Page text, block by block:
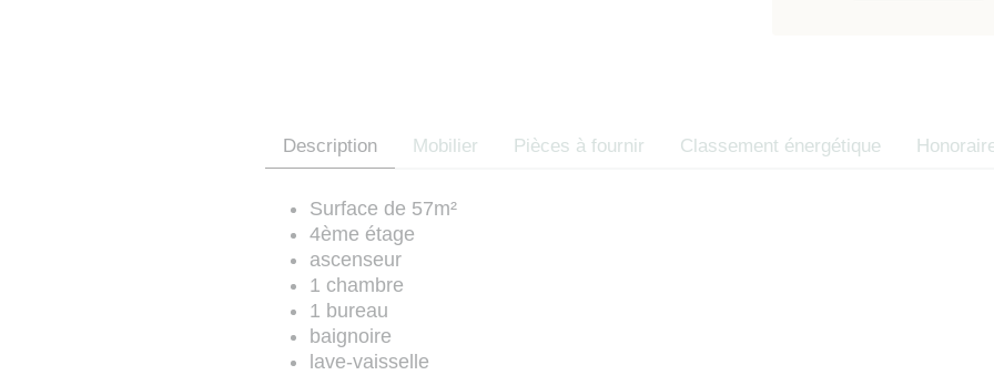
Description Mobilier Pièces à fournir Classement énergétique
Surface de 57m²
4ème étage
ascenseur
1 chambre
1 bureau
baignoire
lave-vaisselle